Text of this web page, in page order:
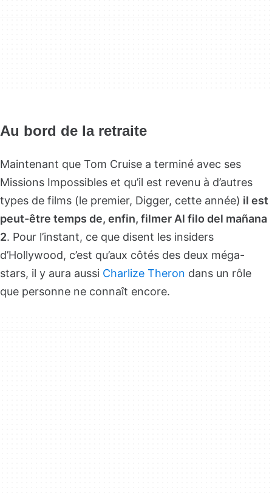
Au bord de la retraite
Maintenant que Tom Cruise a terminé avec ses
Missions Impossibles et qu’il est revenu à d’autres
types de films (le premier, Digger, cette année) il est
peut-être temps de, enfin, filmer Al filo del mañana
2. Pour l’instant, ce que disent les insiders
d’Hollywood, c’est qu’aux côtés des deux méga-
stars, il y aura aussi Charlize Theron dans un rôle
que personne ne connaît encore.